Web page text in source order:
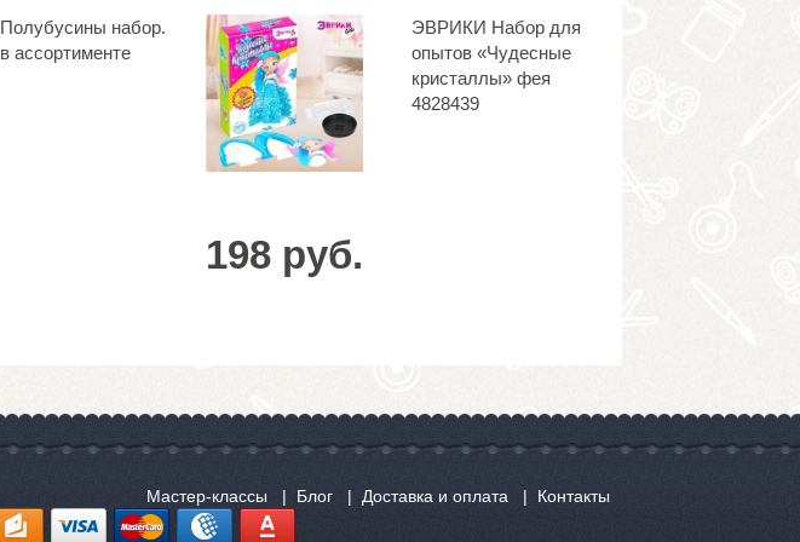
Полубусины набор.
в ассортименте
ЭВРИКИ Набор для
опытов «Чудесные
кристаллы» фея
4828439
198 руб.
Мастер-классы Блог Доставка и оплата Контакты